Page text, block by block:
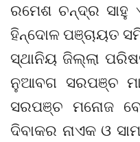
ରମେଶ ଚନ୍ଦ୍ର ସାହୁ
ହିନ୍ଦୋଳ ପଞ୍ଚାୟତ
ସ୍ଥାନିୟ ଜିଲ୍ଲା
ନୁଆବଗ ସରପଞ୍ଚ
ସରପଞ୍ଚ ମନୋଜ
ଦିବାକର ନାଏକ ଓ